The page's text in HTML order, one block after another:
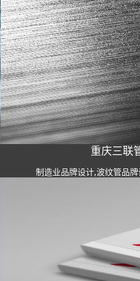
重庆三联
制造业品牌设计,波纹管品